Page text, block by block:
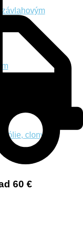
60 €
závlahovým
fólie, clony